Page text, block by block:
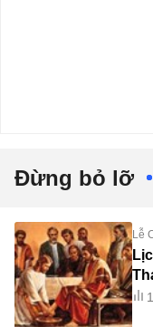
Đừng bỏ lỡ
Lễ